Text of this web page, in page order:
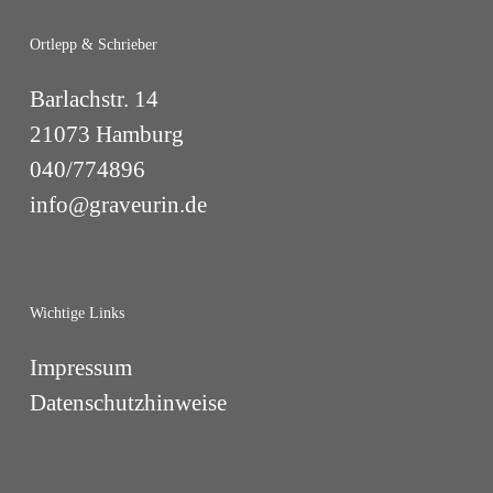
Ortlepp & Schrieber
Barlachstr. 14
21073 Hamburg
040/774896
info@graveurin.de
Wichtige Links
Impressum
Datenschutzhinweise